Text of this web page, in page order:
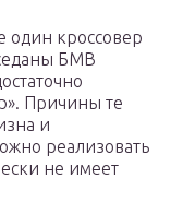
один кроссовер
БМВ
Причины те
и
реализовать
не имеет